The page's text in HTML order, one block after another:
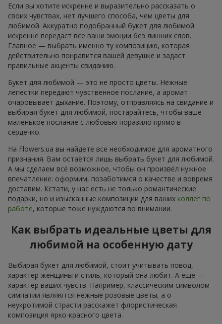
Если вы хотите искренне и выразительно рассказать о
своих чувствах, нет лучшего способа, чем цветы для
любимой. Аккуратно подобранный букет для любимой
искренне передаст все ваши эмоции без лишних слов.
Главное — выбрать именно ту композицию, которая
действительно понравится вашей девушке и задаст
правильные акценты свиданию.
Букет для любимой — это не просто цветы. Нежные
лепестки передают чувственное послание, а аромат
очаровывает дыхание. Поэтому, отправляясь на свидание и
выбирая букет для любимой, постарайтесь, чтобы ваше
маленькое послание с любовью поразило прямо в
сердечко.
На Flowers.ua вы найдете всё необходимое для ароматного
признания. Вам остаётся лишь выбрать букет для любимой.
А мы сделаем всё возможное, чтобы он произвёл нужное
впечатление: оформим, позаботимся о качестве и вовремя
доставим. Кстати, у нас есть не только романтические
подарки, но и изысканные композиции для ваших коллег по
работе, которые тоже нуждаются во внимании.
Как выбрать идеальные цветы для
любимой на особенную дату
Выбирая букет для любимой, стоит учитывать повод,
характер женщины и стиль, который она любит. А ещё —
характер ваших чувств. Например, классическим символом
симпатии являются нежные розовые цветы, а о
неукротимой страсти расскажет флористическая
композиция ярко-красного цвета.